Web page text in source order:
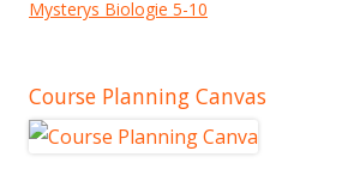
Mysterys Biologie 5-10
Course Planning Canvas